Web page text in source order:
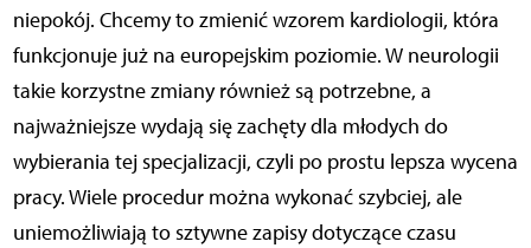
niepokój. Chcemy to zmienić wzorem kardiologii, która
funkcjonuje już na europejskim poziomie. W neurologii
takie korzystne zmiany również są potrzebne, a
najważniejsze wydają się zachęty dla młodych do
wybierania tej specjalizacji, czyli po prostu lepsza wycena
pracy. Wiele procedur można wykonać szybciej, ale
uniemożliwiają to sztywne zapisy dotyczące czasu